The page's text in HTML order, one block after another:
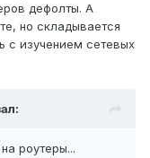
дефолты. А
но складывается
с изучением сетевых
роутеры...